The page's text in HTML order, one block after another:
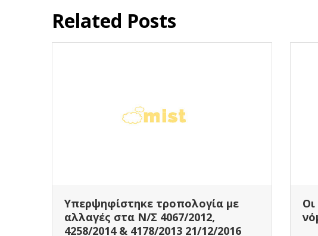
Related Posts
Οι αλλαγές που φέρνει ο νέος
νόμος για τα αυθαίρετα